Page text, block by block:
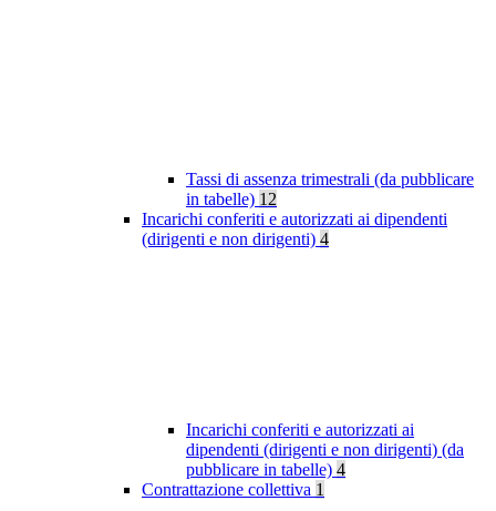
Tassi di assenza trimestrali (da pubblicare
in tabelle) 12
Incarichi conferiti e autorizzati ai dipendenti
(dirigenti e non dirigenti) 4
Incarichi conferiti e autorizzati ai
dipendenti (dirigenti e non dirigenti) (da
pubblicare in tabelle) 4
Contrattazione collettiva 1